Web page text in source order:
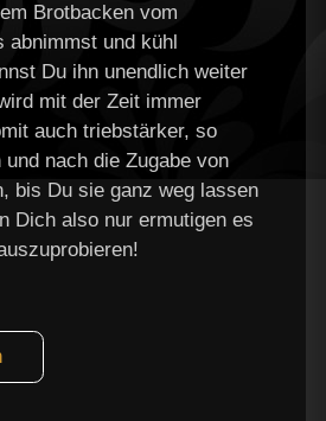
Brotbacken vom
abnimmst und kühl
Du ihn unendlich weiter
mit der Zeit immer
auch triebstärker, so
nach die Zugabe von
bis Du sie ganz weg lassen
Dich also nur ermutigen es